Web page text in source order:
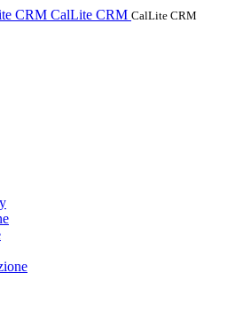
CalLite CRM CalLite CRM